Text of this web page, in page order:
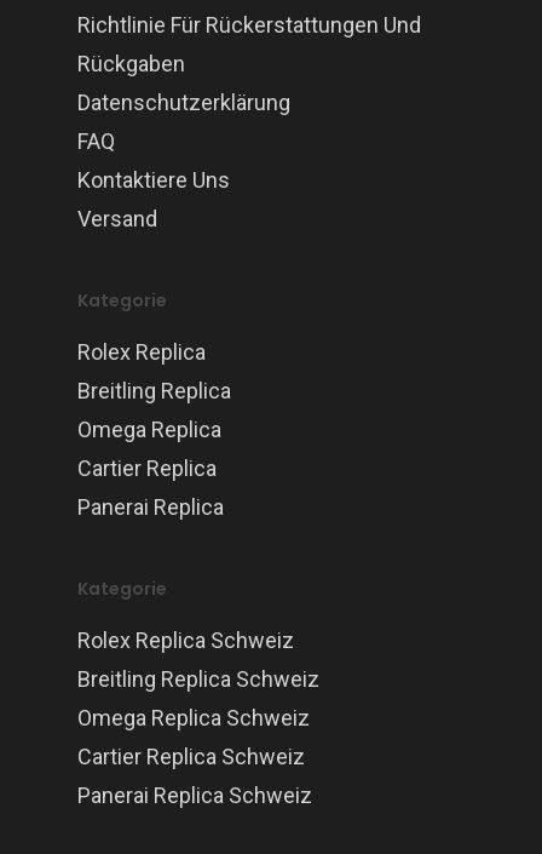
Richtlinie Für Rückerstattungen Und
Rückgaben
Datenschutzerklärung
FAQ
Kontaktiere Uns
Versand
Kategorie
Rolex Replica
Breitling Replica
Omega Replica
Cartier Replica
Panerai Replica
Kategorie
Rolex Replica Schweiz
Breitling Replica Schweiz
Omega Replica Schweiz
Cartier Replica Schweiz
Panerai Replica Schweiz